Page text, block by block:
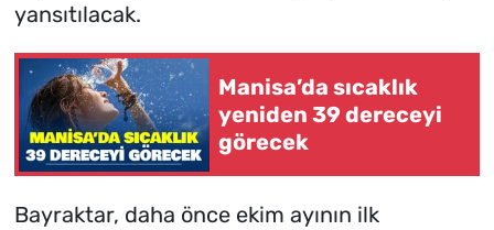
yansıtılacak.
Manisa’da sıcaklık
yeniden 39 dereceyi
görecek
Bayraktar, daha önce ekim ayının ilk